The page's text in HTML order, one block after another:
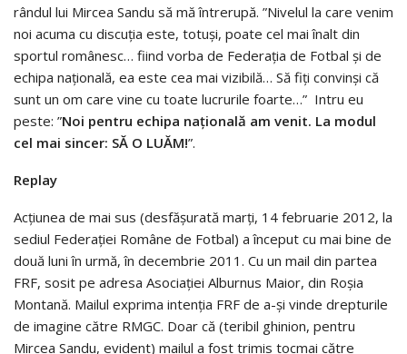
rândul lui Mircea Sandu să mă întrerupă. ”Nivelul la care venim
noi acuma cu discuția este, totuși, poate cel mai înalt din
sportul românesc… fiind vorba de Federația de Fotbal și de
echipa națională, ea este cea mai vizibilă… Să fiți convinși că
sunt un om care vine cu toate lucrurile foarte…” Intru eu
peste: ”Noi pentru echipa națională am venit. La modul
cel mai sincer: SĂ O LUĂM!”.
Replay
Acțiunea de mai sus (desfășurată marți, 14 februarie 2012, la
sediul Federației Române de Fotbal) a început cu mai bine de
două luni în urmă, în decembrie 2011. Cu un mail din partea
FRF, sosit pe adresa Asociației Alburnus Maior, din Roșia
Montană. Mailul exprima intenția FRF de a-și vinde drepturile
de imagine către RMGC. Doar că (teribil ghinion, pentru
Mircea Sandu, evident) mailul a fost trimis tocmai către